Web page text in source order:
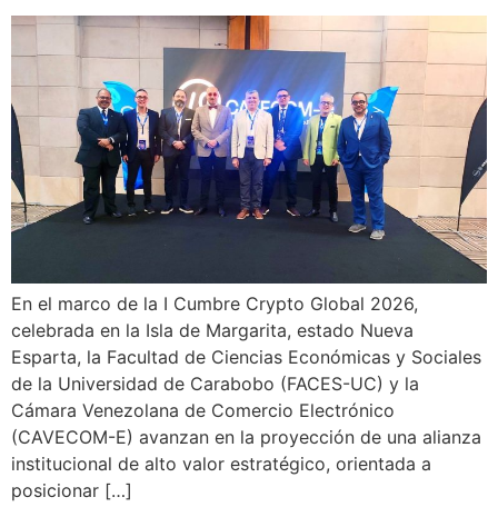
En el marco de la I Cumbre Crypto Global 2026,
celebrada en la Isla de Margarita, estado Nueva
Esparta, la Facultad de Ciencias Económicas y Sociales
de la Universidad de Carabobo (FACES-UC) y la
Cámara Venezolana de Comercio Electrónico
(CAVECOM-E) avanzan en la proyección de una alianza
institucional de alto valor estratégico, orientada a
posicionar […]